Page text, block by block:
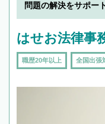
問題の解決をサポー
はせお法律事
職歴20年以上 全国出張